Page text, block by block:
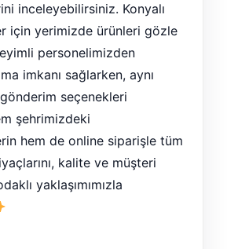
inceleyebilirsiniz. Konyalı
için yerimizde ürünleri gözle
personelimizden
imkanı sağlarken, aynı
seçenekleri
şehrimizdeki
hem de online siparişle tüm
kalite ve müşteri
yaklaşımımızla